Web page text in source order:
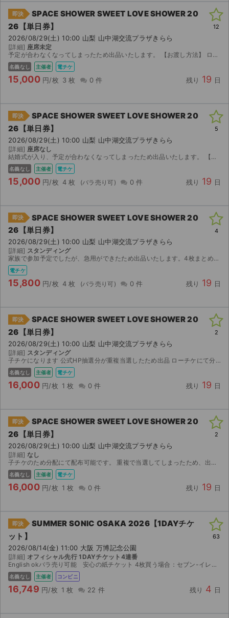
即決
SPACE SHOWER SWEET LOVE SHOWER 20
26【単日券】
2026/08/29(土) 10:00 山梨 山中湖交流プラザきらら
[詳細] 座席未定
予定が合わなくなってしまったため出品いたします。 【お渡し方法】 ローチケを使用します。全て子チケのお譲りです。 公演の14日前10時からチケット表示され、それ以降に分配可能になる見込み...
名義なし 主催者 電チケ
15,000 円/枚 3 枚 0 件 残り 19 日
12
即決
SPACE SHOWER SWEET LOVE SHOWER 20
26【単日券】
2026/08/29(土) 10:00 山梨 山中湖交流プラザきらら
[詳細] 座席なし
結婚式が入り、予定が合わなくなってしまったため出品いたします。 【お渡し方法】 電子チケット（ローチケ）にて分配いたします。 分配可能になり次第、取引連絡にてURLをお送りします。 【注意事...
名義なし 主催者 電チケ
15,000 円/枚 4 枚 0 件 残り 19 日
5
即決
SPACE SHOWER SWEET LOVE SHOWER 20
26【単日券】
2026/08/29(土) 10:00 山梨 山中湖交流プラザきらら
[詳細] スタンディング
家族で参加予定でしたが、急用ができたため出品いたします。4枚まとめてご購入頂ける場合は15,000/人へ値下げいたします。
電チケ
15,800 円/枚 4 枚 0 件 残り 19 日
4
即決
SPACE SHOWER SWEET LOVE SHOWER 20
26【単日券】
2026/08/29(土) 10:00 山梨 山中湖交流プラザきらら
[詳細] スタンディング
子チケになります 公式HP抽選分が重複当選したため出品 ローチケにて分配時にフルネームと電話番号が 必要になりますのでよろしくお願いします
名義なし 主催者 電チケ
16,000 円/枚 1 枚 0 件 残り 19 日
2
即決
SPACE SHOWER SWEET LOVE SHOWER 20
26【単日券】
2026/08/29(土) 10:00 山梨 山中湖交流プラザきらら
[詳細] なし
子チケのため分配にて配布可能です。 重複で当選してしまったため、出品させていただきます。 チケットはローチケアプリにて発券でき次第、分配にて譲渡させていただきます。 スムーズなお取引になる...
名義なし 主催者 電チケ
16,000 円/枚 1 枚 0 件 残り 19 日
2
即決
SUMMER SONIC OSAKA 2026【1DAYチケ
ット】
2026/08/14(金) 11:00 大阪 万博記念公園
[詳細] オフィシャル先行 1DAYチケット4連番
English okバラ売り可能 安心の紙チケット 4枚買う場合：セブン-イレブン 発券予定枚数:4枚 2026/08/09(日) 14:00 ~ 2026/08/17(月) 21:00の...
名義なし 主催者 コンビニ
16,749 円/枚 1 枚 22 件 残り 4 日
63